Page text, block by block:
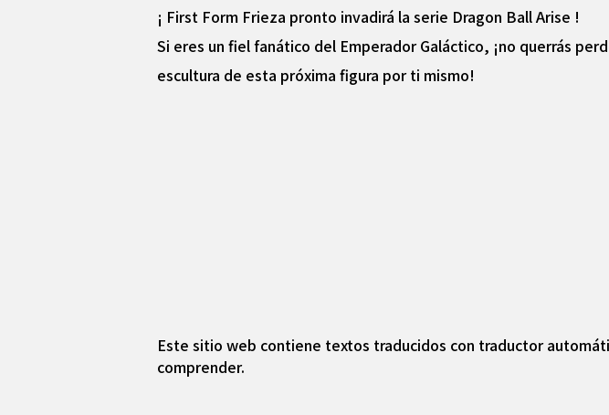
¡ First Form Frieza pronto invadirá la serie Dragon Ball Arise !
Si eres un fiel fanático del Emperador Galáctico, ¡no querrás
escultura de esta próxima figura por ti mismo!
Este sitio web contiene textos traducidos con traductor
comprender.